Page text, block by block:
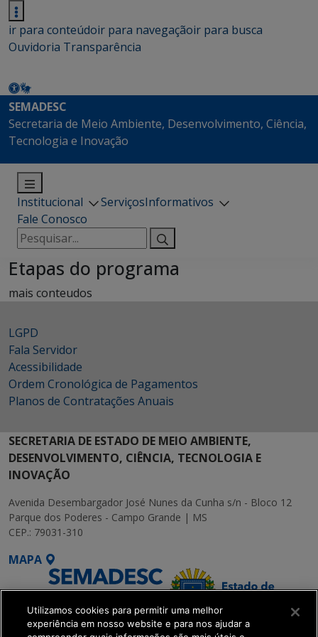
ir para conteúdoir para navegaçãoir para busca
Ouvidoria Transparência
SEMADESC
Secretaria de Meio Ambiente, Desenvolvimento, Ciência,
Tecnologia e Inovação
Institucional ServiçosInformativos
Fale Conosco
Pesquisar
por:
Etapas do programa
mais conteudos
LGPD
Fala Servidor
Acessibilidade
Ordem Cronológica de Pagamentos
Planos de Contratações Anuais
SECRETARIA DE ESTADO DE MEIO AMBIENTE,
DESENVOLVIMENTO, CIÊNCIA, TECNOLOGIA E
INOVAÇÃO
Avenida Desembargador José Nunes da Cunha s/n - Bloco 12
Parque dos Poderes - Campo Grande | MS
CEP.: 79031-310
MAPA
Utilizamos cookies para permitir uma melhor
experiência em nosso website e para nos ajudar a